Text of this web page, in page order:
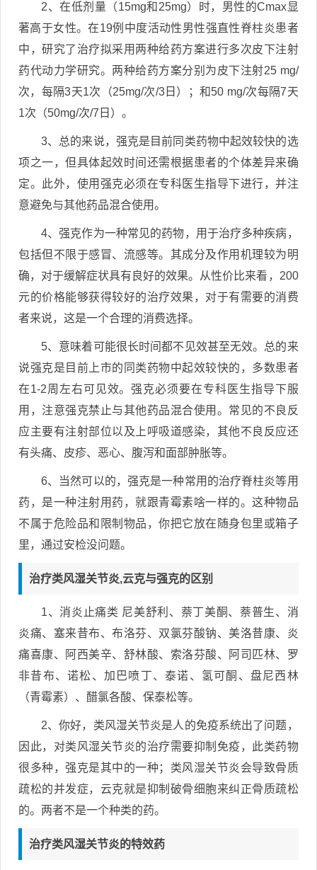
2、在低剂量（15mg和25mg）时，男性的Cmax显
著高于女性。在19例中度活动性男性强直性脊柱炎患者
中，研究了治疗拟采用两种给药方案进行多次皮下注射
药代动力学研究。两种给药方案分别为皮下注射25 mg/
次，每隔3天1次（25mg/次/3日）；和50 mg/次每隔7天
1次（50mg/次/7日）。
3、总的来说，强克是目前同类药物中起效较快的选
项之一，但具体起效时间还需根据患者的个体差异来确
定。此外，使用强克必须在专科医生指导下进行，并注
意避免与其他药品混合使用。
4、强克作为一种常见的药物，用于治疗多种疾病，
包括但不限于感冒、流感等。其成分及作用机理较为明
确，对于缓解症状具有良好的效果。从性价比来看，200
元的价格能够获得较好的治疗效果，对于有需要的消费
者来说，这是一个合理的消费选择。
5、意味着可能很长时间都不见效甚至无效。总的来
说强克是目前上市的同类药物中起效较快的，多数患者
在1-2周左右可见效。强克必须要在专科医生指导下服
用，注意强克禁止与其他药品混合使用。常见的不良反
应主要有注射部位以及上呼吸道感染，其他不良反应还
有头痛、皮疹、恶心、腹泻和面部肿胀等。
6、当然可以的，强克是一种常用的治疗脊柱炎等用
药，是一种注射用药，就跟青霉素啥一样的。这种物品
不属于危险品和限制物品，你把它放在随身包里或箱子
里，通过安检没问题。
治疗类风湿关节炎,云克与强克的区别
1、消炎止痛类 尼美舒利、萘丁美酮、萘普生、消
炎痛、塞来昔布、布洛芬、双氯芬酸钠、美洛昔康、炎
痛喜康、阿西美辛、舒林酸、索洛芬酸、阿司匹林、罗
非昔布、诺松、加巴喷丁、泰诺、氢可酮、盘尼西林
（青霉素）、醋氯各酸、保泰松等。
2、你好，类风湿关节炎是人的免疫系统出了问题，
因此，对类风湿关节炎的治疗需要抑制免疫，此类药物
很多种，强克是其中的一种；类风湿关节炎会导致骨质
疏松的并发症，云克就是抑制破骨细胞来纠正骨质疏松
的。两者不是一个种类的药。
治疗类风湿关节炎的特效药